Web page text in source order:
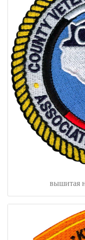
вышитая